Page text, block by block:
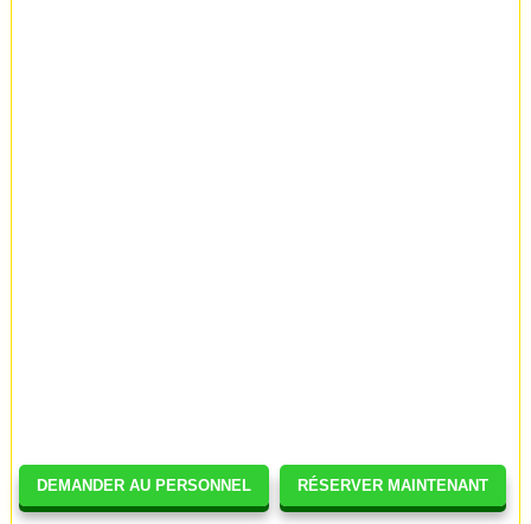
DEMANDER AU PERSONNEL RÉSERVER MAINTENANT